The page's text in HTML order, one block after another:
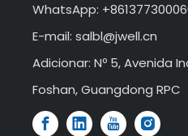
WhatsApp:
E-mail: salbl@jwell.cn
Adicionar: Nº 5, Avenida
Foshan, Guangdong RPC